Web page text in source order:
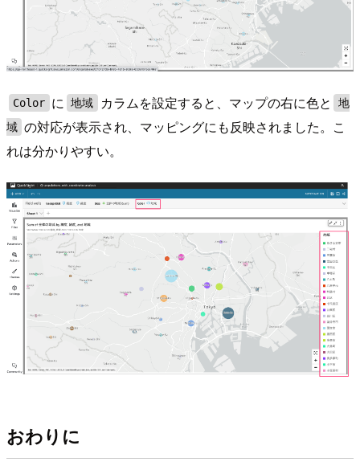
Color に 地域 カラムを設定すると、マップの右に色と
地
域 の対応が表示され、マッピングにも反映されました。こ
れは分かりやすい。
おわりに